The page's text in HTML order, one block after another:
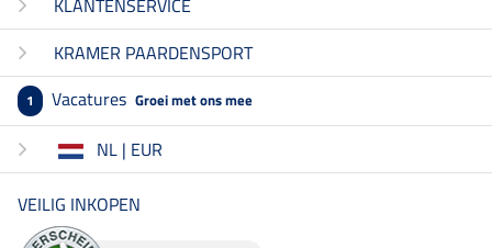
KLANTENSERVICE
KRAMER PAARDENSPORT
1 Vacatures Groei met ons mee
NL | EUR
VEILIG INKOPEN